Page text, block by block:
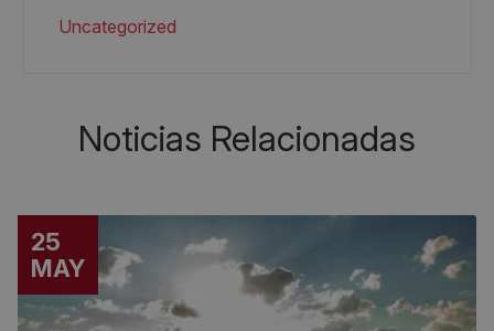
Uncategorized
Noticias Relacionadas
25
MAY